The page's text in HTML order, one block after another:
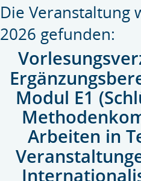
Die Veranstaltung
2026 gefunden:
Modul E1
Arbeiten in